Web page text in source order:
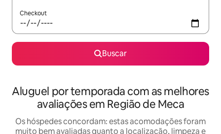
Checkout
Buscar
Aluguel por temporada com as melhores
avaliações em Região de Meca
Os hóspedes concordam: estas acomodações foram
muito bem avaliadas quanto a localização, limpeza e